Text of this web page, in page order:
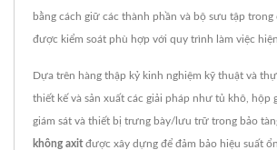
bằng cách giữ các thành phần và bộ sưu tập
được kiểm soát phù hợp với quy trình làm việc
Dựa trên hàng thập kỷ kinh nghiệm kỹ thuật và
thiết kế và sản xuất các giải pháp như tủ khô, hộp
giám sát và thiết bị trưng bày/lưu trữ trong bảo
không axitđược xây dựng để đảm bảo hiệu suất